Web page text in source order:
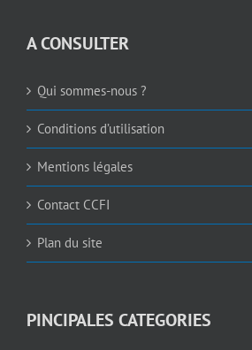
A CONSULTER
Qui sommes-nous ?
Conditions d’utilisation
Mentions légales
Contact CCFI
Plan du site
PINCIPALES CATEGORIES